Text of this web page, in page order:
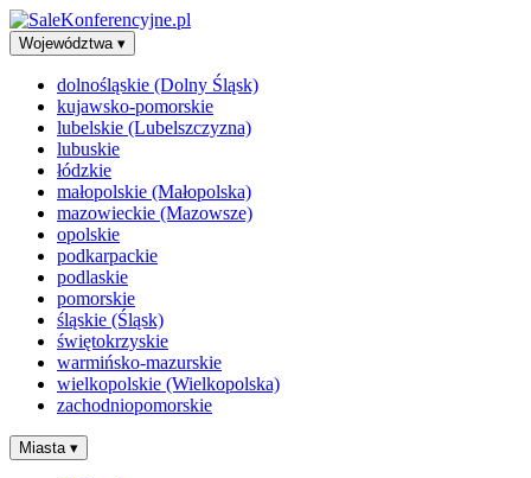
Województwa ▾
dolnośląskie (Dolny Śląsk)
kujawsko-pomorskie
lubelskie (Lubelszczyzna)
lubuskie
łódzkie
małopolskie (Małopolska)
mazowieckie (Mazowsze)
opolskie
podkarpackie
podlaskie
pomorskie
śląskie (Śląsk)
świętokrzyskie
warmińsko-mazurskie
wielkopolskie (Wielkopolska)
zachodniopomorskie
Miasta ▾